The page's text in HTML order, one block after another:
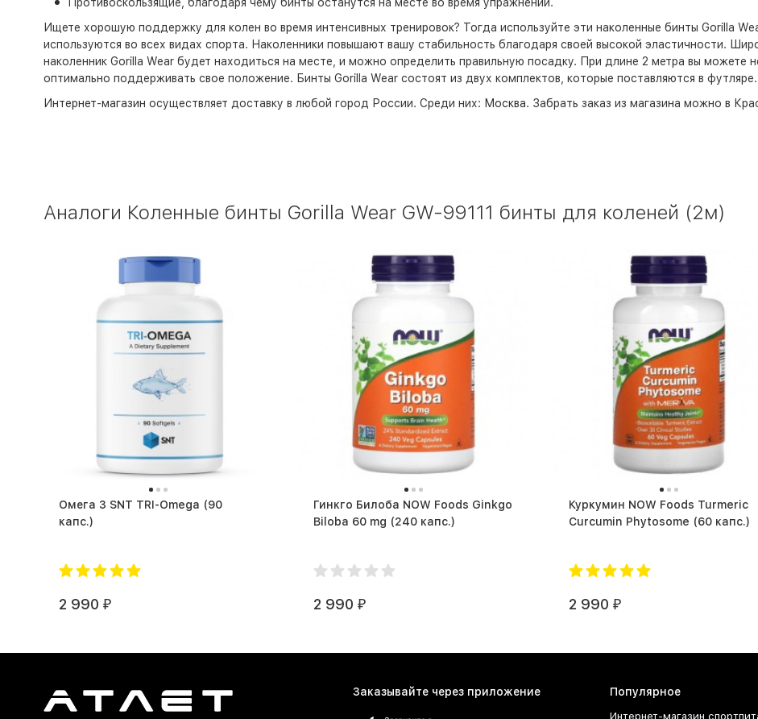
Ищете хорошую поддержку для колен во время интенсивных тренировок? Тогда используйте эти наколенные бинты Gorilla
используются во всех видах спорта. Наколенники повышают вашу стабильность благодаря своей высокой эластичности.
наколенник Gorilla Wear будет находиться на месте, и можно определить правильную посадку. При длине 2 метра вы можете
оптимально поддерживать свое положение. Бинты Gorilla Wear состоят из двух комплектов, которые поставляются в футляре.
Интернет-магазин осуществляет доставку в любой город России. Среди них: Москва. Забрать заказ из магазина можно в
Аналоги Коленные бинты Gorilla Wear GW-99111 бинты для коленей (2м)
Омега 3 SNT TRI-Omega (90
капс.)
2 990 ₽
Гинкго Билоба NOW Foods Ginkgo
Biloba 60 mg (240 капс.)
2 990 ₽
Куркумин NOW Foods Turmeric
Curcumin Phytosome (60 капс.)
2 990 ₽
Заказывайте через приложение Популярное
Интернет-магазин